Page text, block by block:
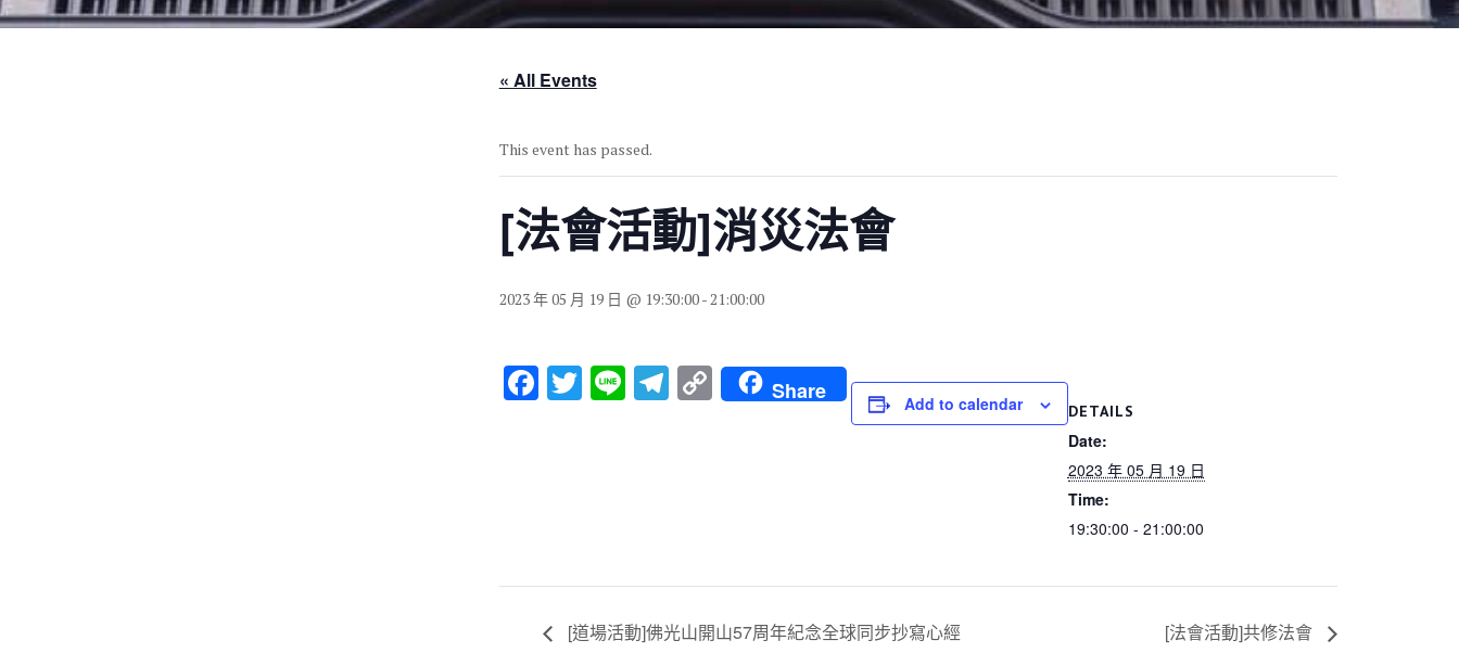
« All Events
This event has passed.
[法會活動]消災法會
2023 年 05 月 19 日 @ 19:30:00-21:00:00
F
o
k
T Li T C
o
k
Share Add to calendar DETAILS
Date:
2023 年 05 月 19 日
Time:
19:30:00 - 21:00:00
[道場活動]佛光山開山57周年紀念全球同步抄寫心經 [法會活動]共修法會